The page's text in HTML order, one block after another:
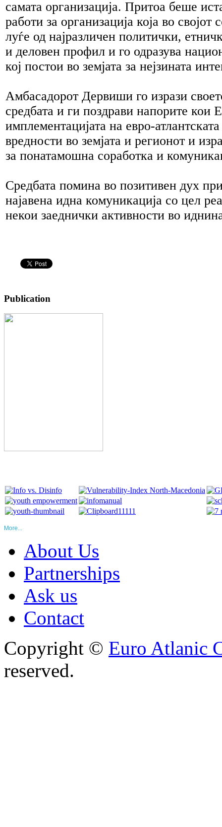
самата организација. Притоа беше
работи за организација која во својот
луѓе од најразличен политички,
и деловен профил и го одразува
кој постои во земјата за нејзината
Амбасадорот Дервиши го изрази
средбата и ги поздрави напорите
имплементацијата на евро-
вредности во земјата и регионот и
за понатамошна соработка и
Средбата помина во позитивен дух
најавена идна комуникација со цел
некои заеднички активности во
Publication
More...
About Us
Partnerships
Ask us
Contact
Copyright © Euro Atlanic
reserved.